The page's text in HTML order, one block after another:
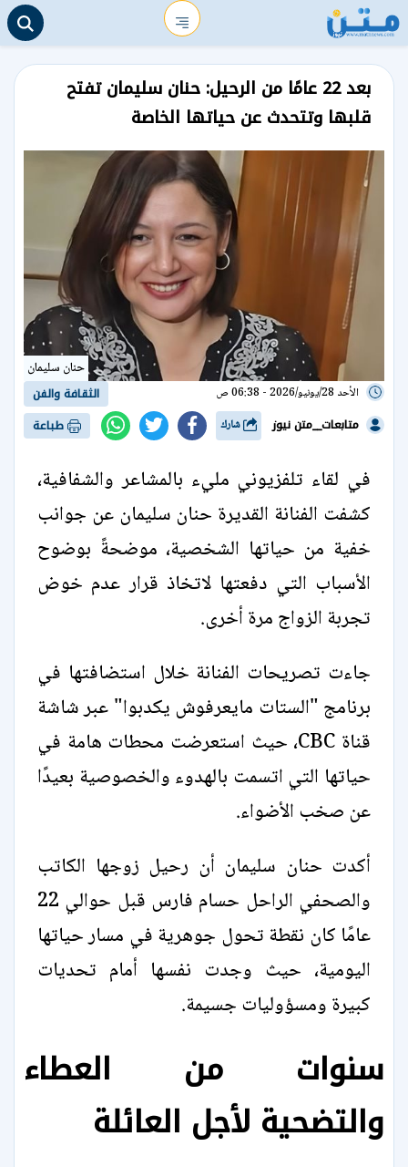
بعد 22 عامًا من الرحيل: حنان سليمان تفتح
قلبها وتتحدث عن حياتها الخاصة
حنان سليمان
الأحد 28/يونيو/2026 - 06:38 ص
الثقافة والفن
متابعات__متن نيوز
طباعة
في لقاء تلفزيوني مليء بالمشاعر والشفافية،
كشفت الفنانة القديرة حنان سليمان عن جوانب
خفية من حياتها الشخصية، موضحةً بوضوح
الأسباب التي دفعتها لاتخاذ قرار عدم خوض
تجربة الزواج مرة أخرى.
جاءت تصريحات الفنانة خلال استضافتها في
برنامج "الستات مايعرفوش يكدبوا" عبر شاشة
قناة CBC، حيث استعرضت محطات هامة في
حياتها التي اتسمت بالهدوء والخصوصية بعيدًا
عن صخب الأضواء.
أكدت حنان سليمان أن رحيل زوجها الكاتب
والصحفي الراحل حسام فارس قبل حوالي 22
عامًا كان نقطة تحول جوهرية في مسار حياتها
اليومية، حيث وجدت نفسها أمام تحديات
كبيرة ومسؤوليات جسيمة.
سنوات من العطاء
والتضحية لأجل العائلة